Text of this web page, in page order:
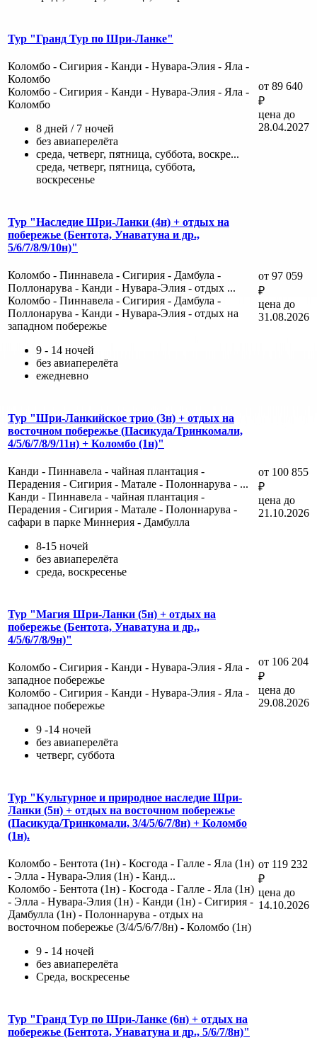
Тур "Гранд Тур по Шри-Ланке"
Коломбо - Сигирия - Канди - Нувара-Элия - Яла -
Коломбо
Коломбо - Сигирия - Канди - Нувара-Элия - Яла -
Коломбо
8 дней / 7 ночей
без авиаперелёта
среда, четверг, пятница, суббота, воскре...
среда, четверг, пятница, суббота,
воскресенье
от 89 640
₽
цена до
28.04.2027
Тур "Наследие Шри-Ланки (4н) + отдых на
побережье (Бентота, Унаватуна и др.,
5/6/7/8/9/10н)"
Коломбо - Пиннавела - Сигирия - Дамбула -
Поллонарува - Канди - Нувара-Элия - отдых ...
Коломбо - Пиннавела - Сигирия - Дамбула -
Поллонарува - Канди - Нувара-Элия - отдых на
западном побережье
9 - 14 ночей
без авиаперелёта
ежедневно
от 97 059
₽
цена до
31.08.2026
Тур "Шри-Ланкийское трио (3н) + отдых на
восточном побережье (Пасикуда/Тринкомали,
4/5/6/7/8/9/11н) + Коломбо (1н)"
Канди - Пиннавела - чайная плантация -
Перадения - Сигирия - Матале - Полоннарува - ...
Канди - Пиннавела - чайная плантация -
Перадения - Сигирия - Матале - Полоннарува -
сафари в парке Миннерия - Дамбулла
8-15 ночей
без авиаперелёта
среда, воскресенье
от 100 855
₽
цена до
21.10.2026
Тур "Магия Шри-Ланки (5н) + отдых на
побережье (Бентота, Унаватуна и др.,
4/5/6/7/8/9н)"
Коломбо - Сигирия - Канди - Нувара-Элия - Яла -
западное побережье
Коломбо - Сигирия - Канди - Нувара-Элия - Яла -
западное побережье
9 -14 ночей
без авиаперелёта
четверг, суббота
от 106 204
₽
цена до
29.08.2026
Тур "Культурное и природное наследие Шри-
Ланки (5н) + отдых на восточном побережье
(Пасикуда/Тринкомали, 3/4/5/6/7/8н) + Коломбо
(1н).
Коломбо - Бентота (1н) - Косгода - Галле - Яла (1н)
- Элла - Нувара-Элия (1н) - Канд...
Коломбо - Бентота (1н) - Косгода - Галле - Яла (1н)
- Элла - Нувара-Элия (1н) - Канди (1н) - Сигирия -
Дамбулла (1н) - Полоннарува - отдых на
восточном побережье (3/4/5/6/7/8н) - Коломбо (1н)
9 - 14 ночей
без авиаперелёта
Среда, воскресенье
от 119 232
₽
цена до
14.10.2026
Тур "Гранд Тур по Шри-Ланке (6н) + отдых на
побережье (Бентота, Унаватуна и др., 5/6/7/8н)"